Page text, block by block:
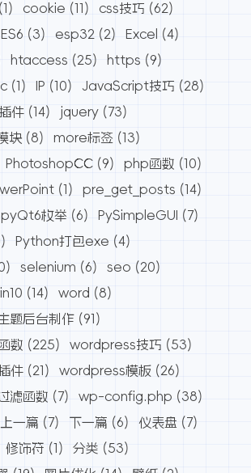
(1) cookie (11) css技巧 (62)
ES6 (3) esp32 (2) Excel
(4)
htaccess (25) https (9)
(1) IP (10) JavaScript技巧 (28)
件 (14) jquery (73)
块 (8) more标签 (13)
PhotoshopCC (9) php函数 (10)
(1) pre_get_posts (14)
pyQt6枚举 (6) PySimpleGUI
(7)
Python打包exe (4)
selenium (6) seo (20)
(14) word (8)
题后台制作 (91)
数 (225) wordpress技巧 (53)
件 (21) wordpress模板 (26)
滤函数 (7) wp-config.php (38)
上一篇 (7) 下一篇 (6) 仪表盘 (7)
修饰符 (1) 分类 (53)